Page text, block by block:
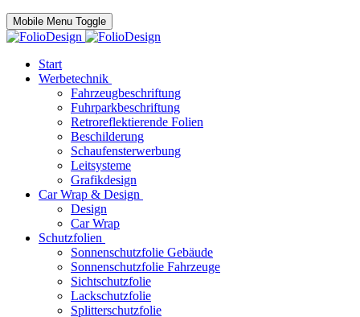
Mobile Menu Toggle
Start
Werbetechnik
Fahrzeugbeschriftung
Fuhrparkbeschriftung
Retroreflektierende Folien
Beschilderung
Schaufensterwerbung
Leitsysteme
Grafikdesign
Car Wrap & Design
Design
Car Wrap
Schutzfolien
Sonnenschutzfolie Gebäude
Sonnenschutzfolie Fahrzeuge
Sichtschutzfolie
Lackschutzfolie
Splitterschutzfolie